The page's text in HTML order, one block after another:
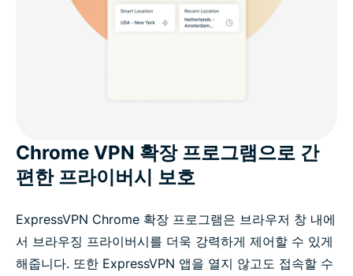
Chrome VPN 확장 프로그램으로 간
편한 프라이버시 보호
ExpressVPN Chrome 확장 프로그램은 브라우저 창 내에
서 브라우징 프라이버시를 더욱 강력하게 제어할 수 있게
해줍니다. 또한 ExpressVPN 앱을 열지 않고도 접속할 수